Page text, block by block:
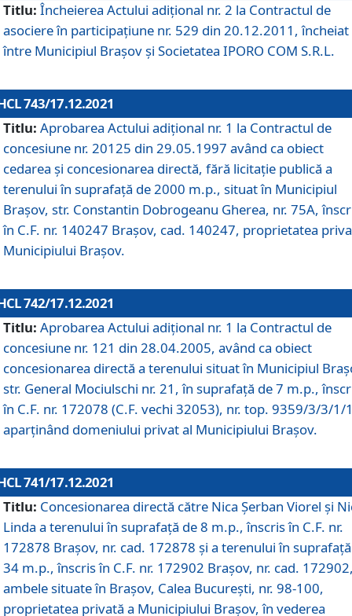
Titlu: Încheierea Actului adițional nr. 2 la Contractul de
asociere în participațiune nr. 529 din 20.12.2011, încheiat
între Municipiul Brașov și Societatea IPORO COM S.R.L.
743/17.12.2021
Titlu: Aprobarea Actului adiţional nr. 1 la Contractul de
concesiune nr. 20125 din 29.05.1997 având ca obiect
cedarea și concesionarea directă, fără licitație publică a
terenului în suprafață de 2000 m.p., situat în Municipiul
Brașov, str. Constantin Dobrogeanu Gherea, nr. 75A,
în C.F. nr. 140247 Brașov, cad. 140247, proprietatea
Municipiului Brașov.
742/17.12.2021
Titlu: Aprobarea Actului adiţional nr. 1 la Contractul de
concesiune nr. 121 din 28.04.2005, având ca obiect
concesionarea directă a terenului situat în Municipiul
str. General Mociulschi nr. 21, în suprafață de 7 m.p.,
în C.F. nr. 172078 (C.F. vechi 32053), nr. top. 9359/3/3/1/
aparținând domeniului privat al Municipiului Brașov.
741/17.12.2021
Titlu: Concesionarea directă către Nica Șerban Viorel și
Linda a terenului în suprafață de 8 m.p., înscris în C.F. nr.
172878 Brașov, nr. cad. 172878 și a terenului în
34 m.p., înscris în C.F. nr. 172902 Brașov, nr. cad.
ambele situate în Brașov, Calea București, nr. 98-100,
proprietatea privată a Municipiului Brașov, în vederea